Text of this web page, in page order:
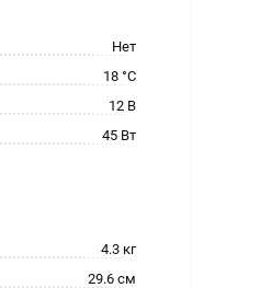
Нет
18 °C
12 В
45 Вт
4.3 кг
29.6 см